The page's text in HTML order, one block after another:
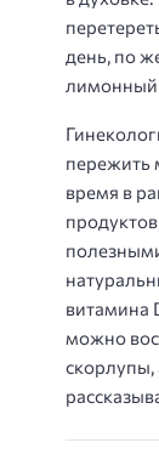
день, по
лимонный
пережить
время в
витамина
можно
скорлупы,